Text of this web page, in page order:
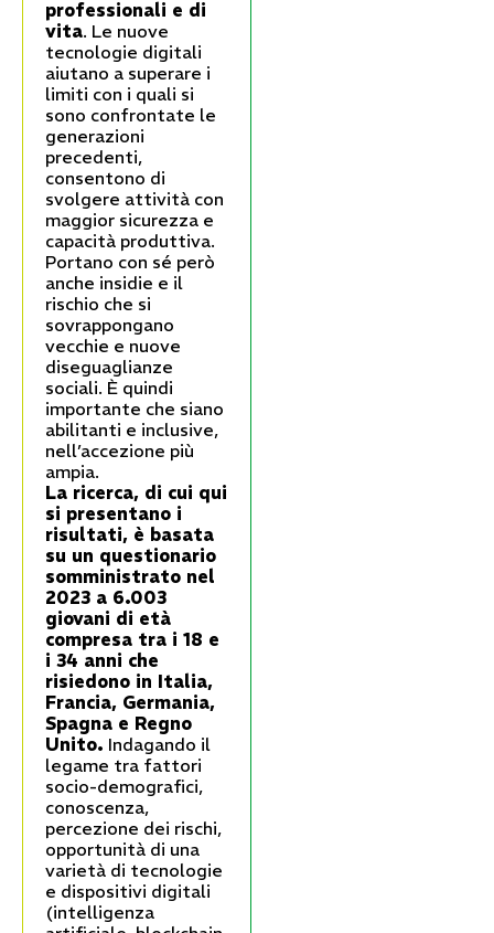
professionali e di
vita. Le nuove
tecnologie digitali
aiutano a superare i
limiti con i quali si
sono confrontate le
generazioni
precedenti,
consentono di
svolgere attività con
maggior sicurezza e
capacità produttiva.
Portano con sé però
anche insidie e il
rischio che si
sovrappongano
vecchie e nuove
diseguaglianze
sociali. È quindi
importante che siano
abilitanti e inclusive,
nell’accezione più
ampia.
La ricerca, di cui qui
si presentano i
risultati, è basata
su un questionario
somministrato nel
2023 a 6.003
giovani di età
compresa tra i 18 e
i 34 anni che
risiedono in Italia,
Francia, Germania,
Spagna e Regno
Unito. Indagando il
legame tra fattori
socio-demografici,
conoscenza,
percezione dei rischi,
opportunità di una
varietà di tecnologie
e dispositivi digitali
(intelligenza